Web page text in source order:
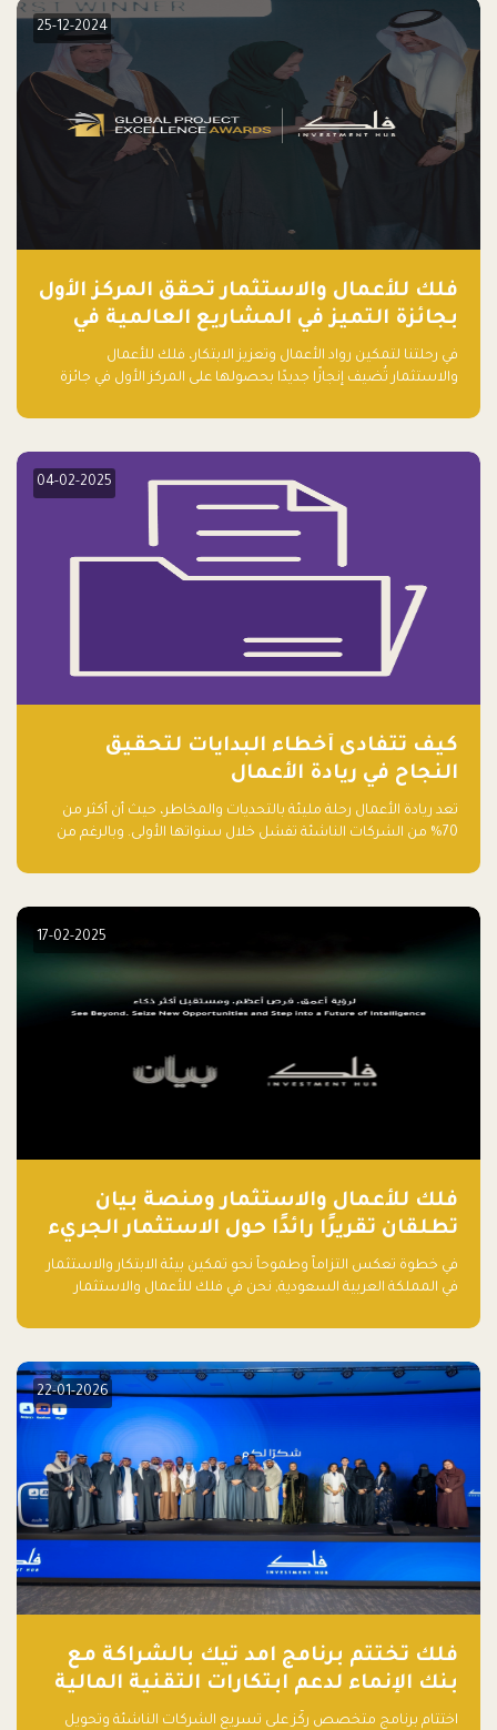
25-12-2024
فلك للأعمال والاستثمار تحقق المركز الأول
بجائزة التميز في المشاريع العالمية في
ريادة الأعمال الصاعدة لعام ٢٠٢٤
في رحلتنا لتمكين رواد الأعمال وتعزيز الابتكار، فلك للأعمال
والاستثمار تُضيف إنجازًا جديدًا بحصولها على المركز الأول في جائزة
04-02-2025
كيف تتفادى أخطاء البدايات لتحقيق
النجاح في ريادة الأعمال
تعد ريادة الأعمال رحلة مليئة بالتحديات والمخاطر، حيث أن أكثر من
70% من الشركات الناشئة تفشل خلال سنواتها الأولى. وبالرغم من
الكثيرون في بداية رحلتهم، وهي التي قد تعرقل نجاحهم. في هذا
17-02-2025
فلك للأعمال والاستثمار ومنصة بيان
تطلقان تقريرًا رائدًا حول الاستثمار الجريء
في الذكاء الاصطناعي بالمملكة العربية
السعودية
في خطوة تعكس التزاماً وطموحاً نحو تمكين بيئة الابتكار والاستثمار
في المملكة العربية السعودية, نحن في فلك للأعمال والاستثمار
الذكاء الاصطناعي: خارطة الطريق للمستثمرين ورواد الأعمال في
22-01-2026
فلك تختتم برنامج امد تيك بالشراكة مع
بنك الإنماء لدعم ابتكارات التقنية المالية
اختتام برنامج متخصص ركّز على تسريع الشركات الناشئة وتحويل